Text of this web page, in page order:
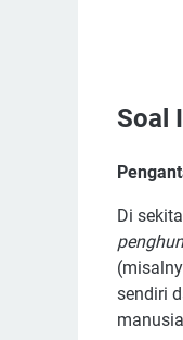
Soal
Di
sendiri